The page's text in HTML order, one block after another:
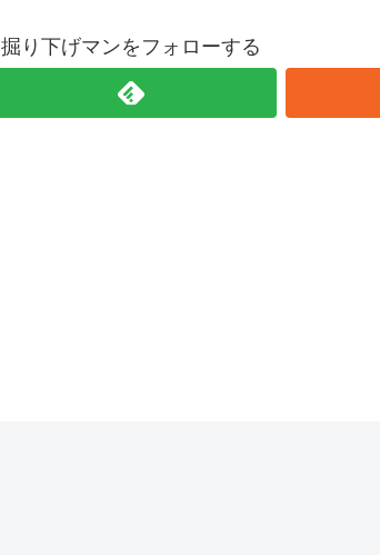
掘り下げマンをフォローする